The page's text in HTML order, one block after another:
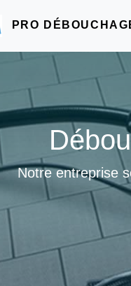
PRO
Notre entreprise